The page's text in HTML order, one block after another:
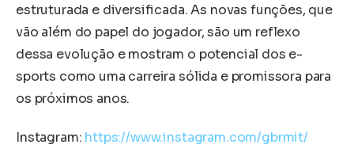
estruturada e diversificada. As novas funções, que
vão além do papel do jogador, são um reflexo
dessa evolução e mostram o potencial dos e-
sports como uma carreira sólida e promissora para
os próximos anos.
Instagram: https://www.instagram.com/gbrmit/